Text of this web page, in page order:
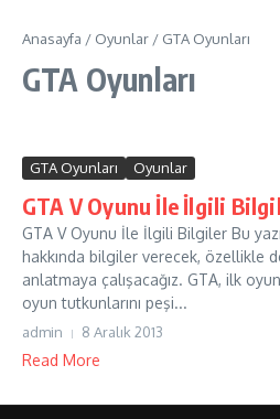
Anasayfa / Oyunlar / GTA Oyunları
GTA Oyunları
GTA Oyunları Oyunlar
GTA V Oyunu İle İlgili
GTA V Oyunu İle İlgili Bilgiler Bu
hakkında bilgiler verecek, özellikle
anlatmaya çalışacağız. GTA, ilk
oyun tutkunlarını peşi...
admin 8 Aralık 2013
Read More